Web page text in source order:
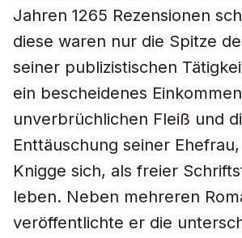
Jahren 1265 Rezensionen
diese waren nur die Spitze
seiner publizistischen
ein bescheidenes
unverbrüchlichen Fleiß und
Enttäuschung seiner
Knigge sich, als freier
leben. Neben mehreren
veröffentlichte er die